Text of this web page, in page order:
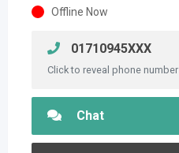
Offline Now
01710945XXX
Click to reveal phone number
Chat